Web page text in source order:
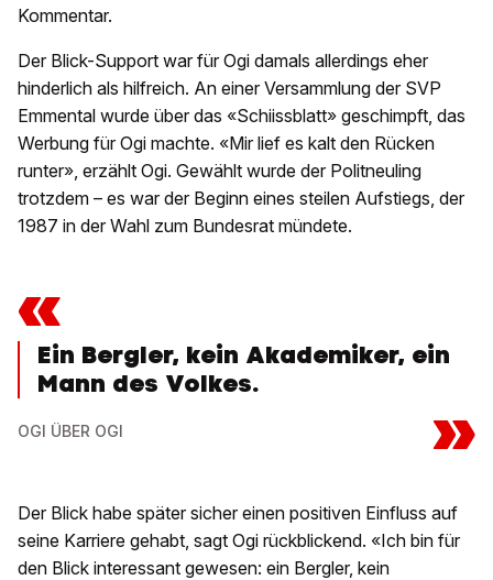
Kommentar.
Der Blick-Support war für Ogi damals allerdings eher
hinderlich als hilfreich. An einer Versammlung der SVP
Emmental wurde über das «Schiissblatt» geschimpft, das
Werbung für Ogi machte. «Mir lief es kalt den Rücken
runter», erzählt Ogi. Gewählt wurde der Politneuling
trotzdem – es war der Beginn eines steilen Aufstiegs, der
1987 in der Wahl zum Bundesrat mündete.
«
Ein Bergler, kein Akademiker, ein
Mann des Volkes.
OGI ÜBER OGI »
Der Blick habe später sicher einen positiven Einfluss auf
seine Karriere gehabt, sagt Ogi rückblickend. «Ich bin für
den Blick interessant gewesen: ein Bergler, kein